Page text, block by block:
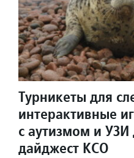
Турникеты для
интерактивные
с аутизмом и УЗИ
дайджест КСО